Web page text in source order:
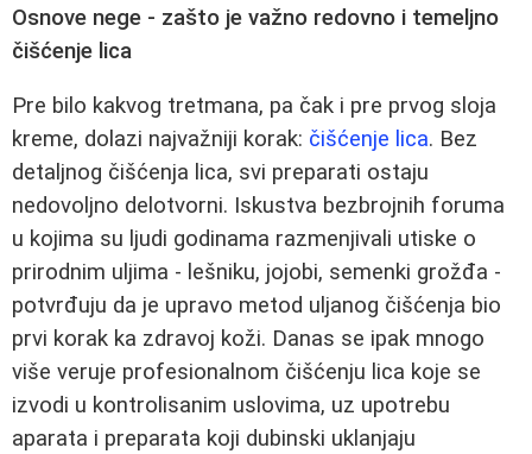
Osnove nege - zašto je važno redovno i temeljno
čišćenje lica
Pre bilo kakvog tretmana, pa čak i pre prvog sloja
kreme, dolazi najvažniji korak: čišćenje lica. Bez
detaljnog čišćenja lica, svi preparati ostaju
nedovoljno delotvorni. Iskustva bezbrojnih foruma
u kojima su ljudi godinama razmenjivali utiske o
prirodnim uljima - lešniku, jojobi, semenki grožđa -
potvrđuju da je upravo metod uljanog čišćenja bio
prvi korak ka zdravoj koži. Danas se ipak mnogo
više veruje profesionalnom čišćenju lica koje se
izvodi u kontrolisanim uslovima, uz upotrebu
aparata i preparata koji dubinski uklanjaju